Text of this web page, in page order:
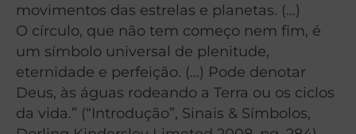
movimentos das estrelas e planetas. (…)
O círculo, que não tem começo nem fim, é
um símbolo universal de plenitude,
eternidade e perfeição. (…) Pode denotar
Deus, às águas rodeando a Terra ou os ciclos
da vida.” (“Introdução”, Sinais & Símbolos,